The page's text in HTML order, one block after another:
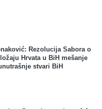
Rezolucija Sabora o
Hrvata u BiH mešanje
stvari BiH